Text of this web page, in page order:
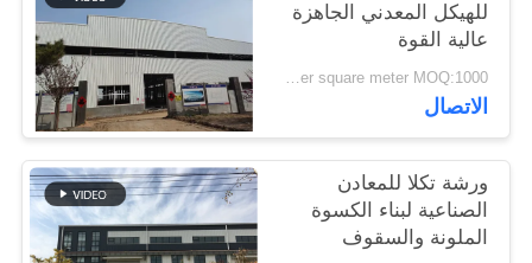
خريطة
الموقع
سياسة
الخصوصية
للهيكل المعدني الجاهزة
عالية القوة
USD45~90 per square meter MOQ:1000 متر مربع
الاتصال
ورشة تكلا للمعادن
الصناعية لبناء الكسوة
الملونة والسقوف